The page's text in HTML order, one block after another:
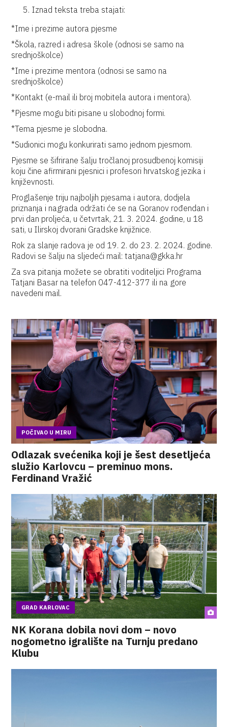
Iznad teksta treba stajati:
*Ime i prezime autora pjesme
*Škola, razred i adresa škole (odnosi se samo na
srednjoškolce)
*Ime i prezime mentora (odnosi se samo na
srednjoškolce)
*Kontakt (e-mail ili broj mobitela autora i mentora).
*Pjesme mogu biti pisane u slobodnoj formi.
*Tema pjesme je slobodna.
*Sudionici mogu konkurirati samo jednom pjesmom.
Pjesme se šifrirane šalju tročlanoj prosudbenoj komisiji
koju čine afirmirani pjesnici i profesori hrvatskog jezika i
književnosti.
Proglašenje triju najboljih pjesama i autora, dodjela
priznanja i nagrada održati će se na Goranov rođendan i
prvi dan proljeća, u četvrtak, 21. 3. 2024. godine, u 18
sati, u Ilirskoj dvorani Gradske knjižnice.
Rok za slanje radova je od 19. 2. do 23. 2. 2024. godine.
Radovi se šalju na sljedeći mail: tatjana@gkka.hr
Za sva pitanja možete se obratiti voditeljici Programa
Tatjani Basar na telefon 047-412-377 ili na gore
navedeni mail.
POČIVAO U MIRU
Odlazak svećenika koji je šest desetljeća
služio Karlovcu – preminuo mons.
Ferdinand Vražić
GRAD KARLOVAC
NK Korana dobila novi dom – novo
nogometno igralište na Turnju predano
Klubu